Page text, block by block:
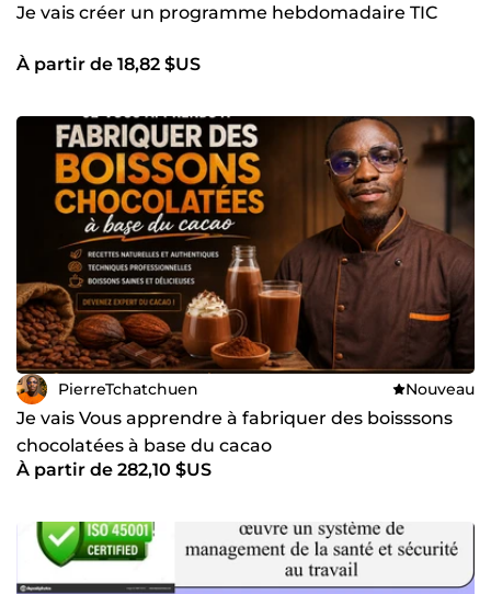
Je vais créer un programme hebdomadaire TIC
À partir de 18,82 $US
PierreTchatchuen Nouveau
Je vais Vous apprendre à fabriquer des boisssons
chocolatées à base du cacao
À partir de 282,10 $US